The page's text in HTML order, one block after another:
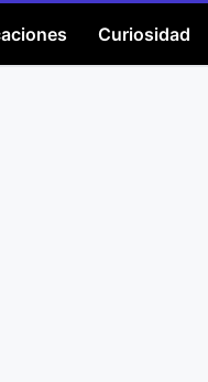
Curiosidad